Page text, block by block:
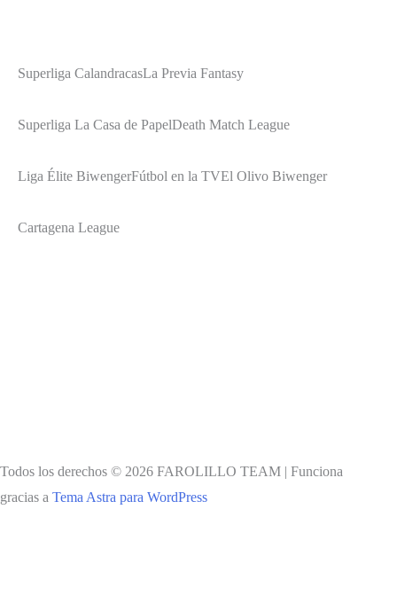
Superliga CalandracasLa Previa Fantasy
Superliga La Casa de PapelDeath Match League
Liga Élite BiwengerFútbol en la TVEl Olivo Biwenger
Cartagena League
Todos los derechos © 2026 FAROLILLO TEAM | Funciona
gracias a Tema Astra para WordPress